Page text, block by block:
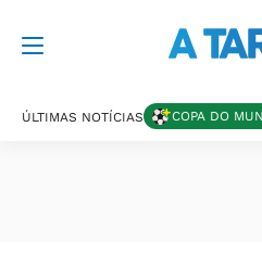
ÚLTIMAS NOTÍCIAS COPA DO